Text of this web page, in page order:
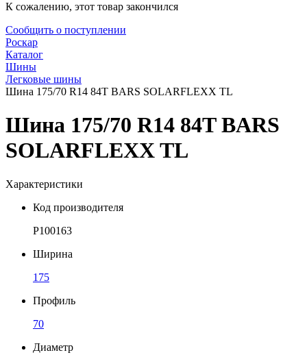
К сожалению, этот товар закончился
Сообщить о поступлении
Роскар
Каталог
Шины
Легковые шины
Шина 175/70 R14 84T BARS SOLARFLEXX TL
Шина 175/70 R14 84T BARS
SOLARFLEXX TL
Характеристики
Код производителя
P100163
Ширина
175
Профиль
70
Диаметр